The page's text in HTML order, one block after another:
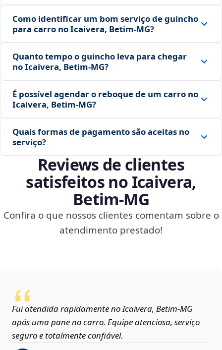
Como identificar um bom serviço de guincho
para carro no Icaivera, Betim‑MG?
Quanto tempo o guincho leva para chegar
no Icaivera, Betim‑MG?
É possível agendar o reboque de um carro no
Icaivera, Betim‑MG?
Quais formas de pagamento são aceitas no
serviço?
Reviews de clientes
satisfeitos no Icaivera,
Betim‑MG
Confira o que nossos clientes comentam sobre o
atendimento prestado!
Fui atendida rapidamente no Icaivera, Betim‑MG
após uma pane no carro. Equipe atenciosa, serviço
seguro e totalmente confiável.